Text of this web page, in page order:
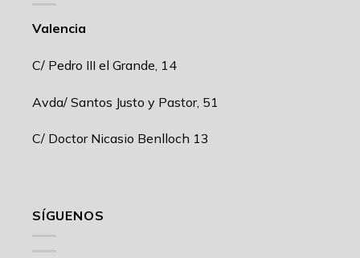
Valencia
C/ Pedro III el Grande, 14
Avda/ Santos Justo y Pastor, 51
C/ Doctor Nicasio Benlloch 13
SÍGUENOS